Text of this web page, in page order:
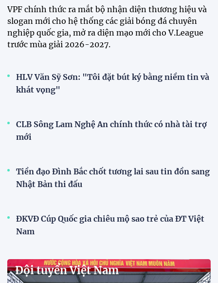
VPF chính thức ra mắt bộ nhận diện thương hiệu và
slogan mới cho hệ thống các giải bóng đá chuyên
nghiệp quốc gia, mở ra diện mạo mới cho V.League
trước mùa giải 2026-2027.
HLV Văn Sỹ Sơn: "Tôi đặt bút ký bằng niềm tin và
khát vọng"
CLB Sông Lam Nghệ An chính thức có nhà tài trợ
mới
Tiền đạo Đình Bắc chốt tương lai sau tin đồn sang
Nhật Bản thi đấu
ĐKVĐ Cúp Quốc gia chiêu mộ sao trẻ của ĐT Việt
Nam
Đội tuyển Việt Nam